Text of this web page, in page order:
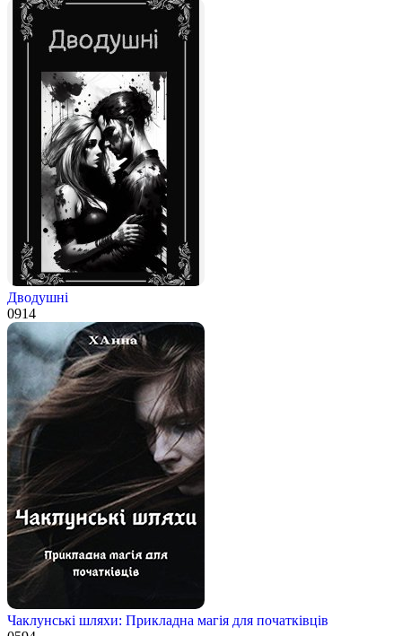
Дводушні
0914
Чаклунські шляхи: Прикладна магія для початківців